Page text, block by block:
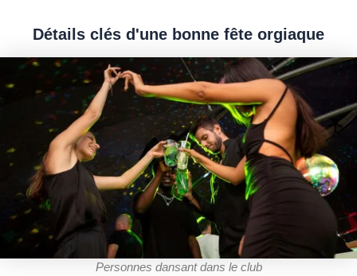
Détails clés d'une bonne fête orgiaque
Personnes dansant dans le club